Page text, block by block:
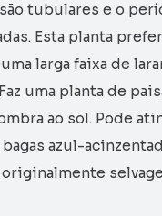
tubulares e o
Esta planta
larga faixa de
uma planta de
ao sol. Pode
azul-